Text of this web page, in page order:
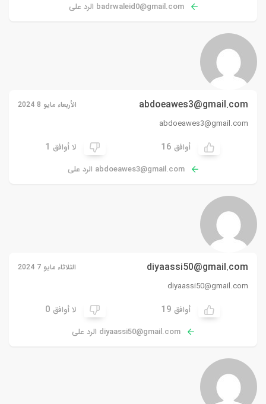
badrwaleid0@gmail.com الرد على
abdoeawes3@gmail.com الأربعاء مايو 8 2024
abdoeawes3@gmail.com
أوافق 16 لا أوافق 1
abdoeawes3@gmail.com الرد على
diyaassi50@gmail.com الثلاثاء مايو 7 2024
diyaassi50@gmail.com
أوافق 19 لا أوافق 0
diyaassi50@gmail.com الرد على